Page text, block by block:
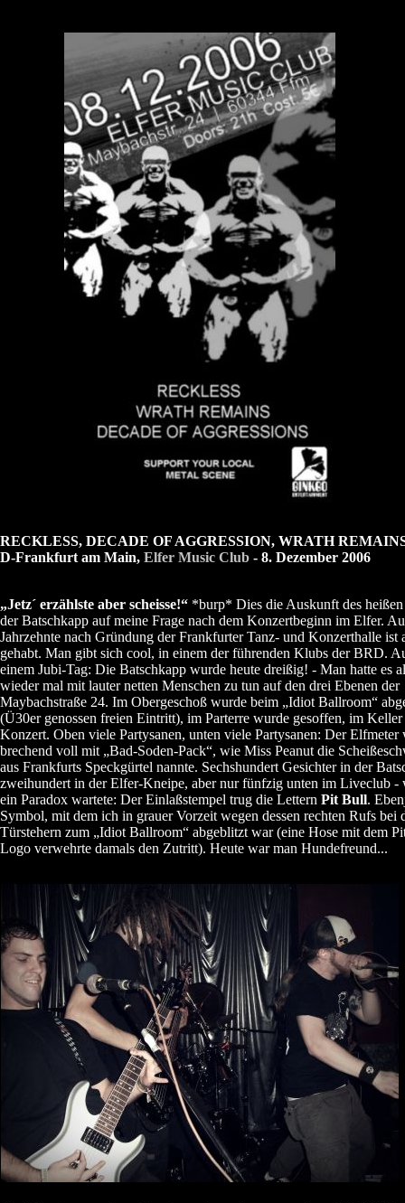
RECKLESS, DECADE OF AGGRESSION, WRATH
D-Frankfurt am Main, Elfer Music Club - 8. Dezember 2006
„Jetz´ erzählste aber scheisse!“ *burp* Dies die Auskunft des
der Batschkapp auf meine Frage nach dem Konzertbeginn im Elfer.
Jahrzehnte nach Gründung der Frankfurter Tanz- und Konzerthalle ist
gehabt. Man gibt sich cool, in einem der führenden Klubs der BRD.
einem Jubi-Tag: Die Batschkapp wurde heute dreißig! - Man hatte es
wieder mal mit lauter netten Menschen zu tun auf den drei Ebenen der
Maybachstraße 24. Im Obergeschoß wurde beim „Idiot Ballroom“
(Ü30er genossen freien Eintritt), im Parterre wurde gesoffen, im Keller
Konzert. Oben viele Partysanen, unten viele Partysanen: Der Elfmeter
brechend voll mit „Bad-Soden-Pack“, wie Miss Peanut die
aus Frankfurts Speckgürtel nannte. Sechshundert Gesichter in der
zweihundert in der Elfer-Kneipe, aber nur fünfzig unten im Liveclub -
ein Paradox wartete: Der Einlaßstempel trug die Lettern Pit Bull.
Symbol, mit dem ich in grauer Vorzeit wegen dessen rechten Rufs bei
Türstehern zum „Idiot Ballroom“ abgeblitzt war (eine Hose mit dem
Logo verwehrte damals den Zutritt). Heute war man Hundefreund...